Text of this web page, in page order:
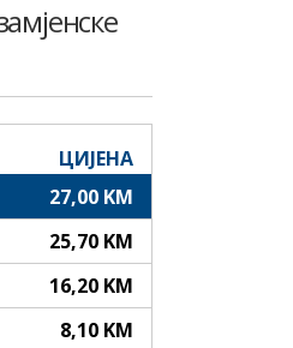
ЦИЈЕНА
27,00 KM
25,70 KM
16,20 KM
8,10 KM